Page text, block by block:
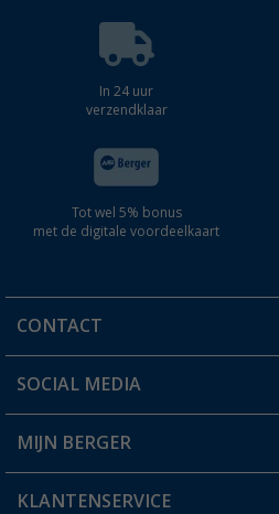
In 24 uur
verzendklaar
Tot wel 5% bonus
met de digitale voordeelkaart
CONTACT
Een vraag?
Winkel vinden
SOCIAL MEDIA
MIJN BERGER
Mijn account
KLANTENSERVICE